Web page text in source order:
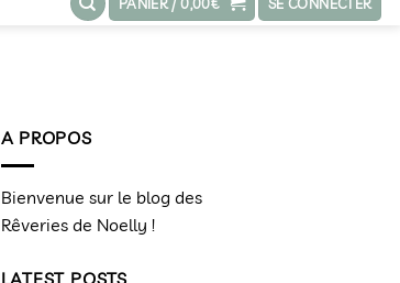
A PROPOS
Bienvenue sur le blog des
Rêveries de Noelly !